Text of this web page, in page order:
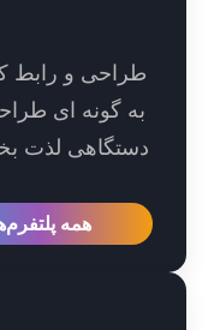
و رابط کاربری هر
گونه ای طراحی شده
لذت بخش ترین
همه پلتفرم‌ها